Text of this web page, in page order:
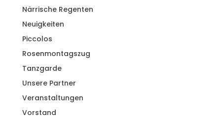
Närrische Regenten
Neuigkeiten
Piccolos
Rosenmontagszug
Tanzgarde
Unsere Partner
Veranstaltungen
Vorstand